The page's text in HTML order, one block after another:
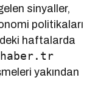
sinyaller,
politikaları
haftalarda
yakından